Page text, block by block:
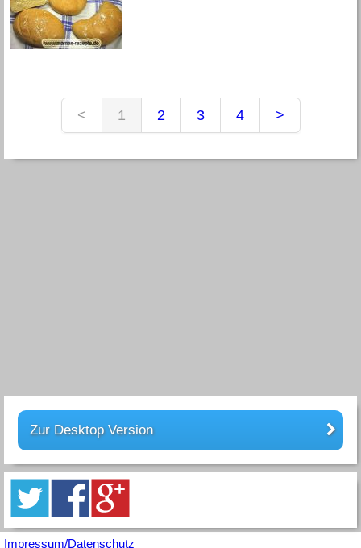
< 1 2 3 4 >
Zur Desktop Version
Impressum/Datenschutz